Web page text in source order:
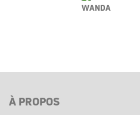
À PROPOS